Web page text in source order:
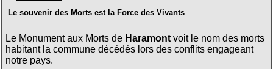
Le souvenir des Morts est la Force des Vivants
Le Monument aux Morts de Haramontvoit le nom des morts
habitant la commune décédés lors des conflits engageant
notre pays.